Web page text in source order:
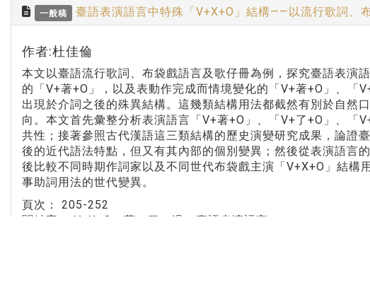
一般稿 臺語表演語言中特殊「V+X+O」結構——以流行歌詞、
作者:杜佳倫
本文以臺語流行歌詞、布袋戲語言及歌仔冊為例，探究臺語表演
的「V+著+O」，以及表動作完成而情境變化的「V+著+O」、「
出現於介詞之後的殊異結構。這幾類結構用法都截然有別於自然
向。本文首先彙整分析表演語言「V+著+O」、「V+了+O」、「
共性；接著參照古代漢語這三類結構的歷史演變研究成果，論證
後的近代語法特點，但又有其內部的個別變異；然後從表演語言
後比較不同時期作詞家以及不同世代布袋戲主演「V+X+O」結構
事助詞用法的世代變異。
頁次： 205-252
關鍵字： V+X+O、著、了、過、臺語表演語言